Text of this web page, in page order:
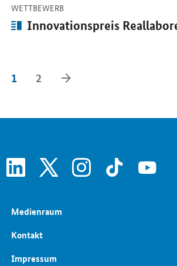
WETTBEWERB-
Artikel:
Innovationspreis
Öffnet Einzelsicht
1 2
linkedin instagram tiktok
Medienraum
Kontakt
Impressum